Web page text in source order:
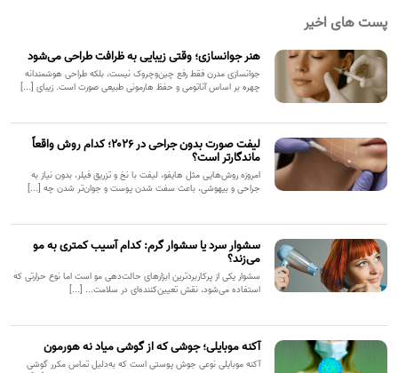
پست های اخیر
هنر جوانسازی؛ وقتی زیبایی به ظرافت طراحی می‌شود
جوانسازی مدرن فقط رفع چین‌وچروک نیست، بلکه طراحی هوشمندانه
چهره بر اساس آناتومی و حفظ هارمونی طبیعی صورت است. زیبای [...]
لیفت صورت بدون جراحی در ۲۰۲۶؛ کدام روش واقعاً
ماندگارتر است؟
امروزه روش‌هایی مثل هایفو، لیفت با نخ و تزریق فیلر، بدون نیاز به
جراحی و بیهوشی، باعث سفت شدن پوست و جوان‌تر شدن چه [...]
سشوار سرد یا سشوار گرم: کدام آسیب کمتری به مو
می‌زند؟
سشوار یکی از پرکاربردترین ابزارهای حالت‌دهی مو است اما نوع حرارتی که
استفاده می‌شود، نقش تعیین‌کننده‌ای در سلامت... [...]
آکنه موبایلی؛ جوشی که از گوشی میاد نه هورمون
آکنه موبایلی نوعی جوش پوستی است که به‌دلیل تماس مکرر گوشی